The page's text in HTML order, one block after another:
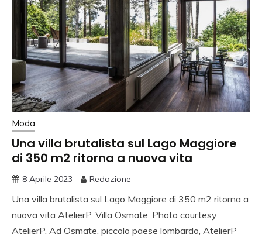
Moda
Una villa brutalista sul Lago Maggiore
di 350 m2 ritorna a nuova vita
8 Aprile 2023 Redazione
Una villa brutalista sul Lago Maggiore di 350 m2 ritorna a
nuova vita AtelierP, Villa Osmate. Photo courtesy
AtelierP. Ad Osmate, piccolo paese lombardo, AtelierP